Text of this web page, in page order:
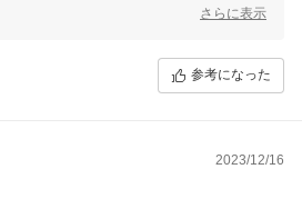
ご利用いただけますと幸いです。
さらに表示
参考になった
2023/12/16